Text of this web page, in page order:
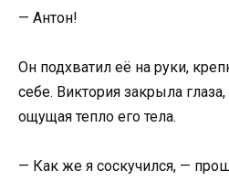
— Антон!
Он подхватил её на руки,
себе. Виктория закрыла
ощущая тепло его тела.
— Как же я соскучился, —